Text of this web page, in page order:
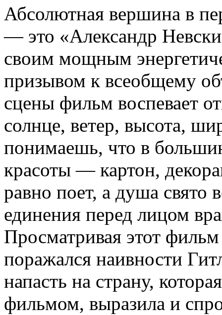
Абсолютная вершина в
— это «Александр
своим мощным
призывом к всеобщему
сцены фильм воспевает
солнце, ветер, высота,
понимаешь, что в
красоты — картон,
равно поет, а душа свято
единения перед лицом
Просматривая этот
поражался наивности
напасть на страну,
фильмом, выразила и